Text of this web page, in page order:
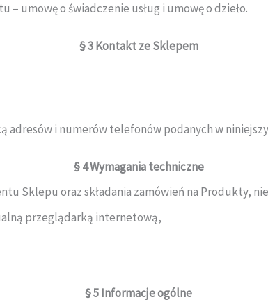
umowę o świadczenie usług i umowę o dzieło.
§ 3 Kontakt ze Sklepem
adresów i numerów telefonów podanych w
§ 4Wymagania techniczne
Sklepu oraz składania zamówień na Produkty,
przeglądarką internetową,
§ 5Informacje ogólne